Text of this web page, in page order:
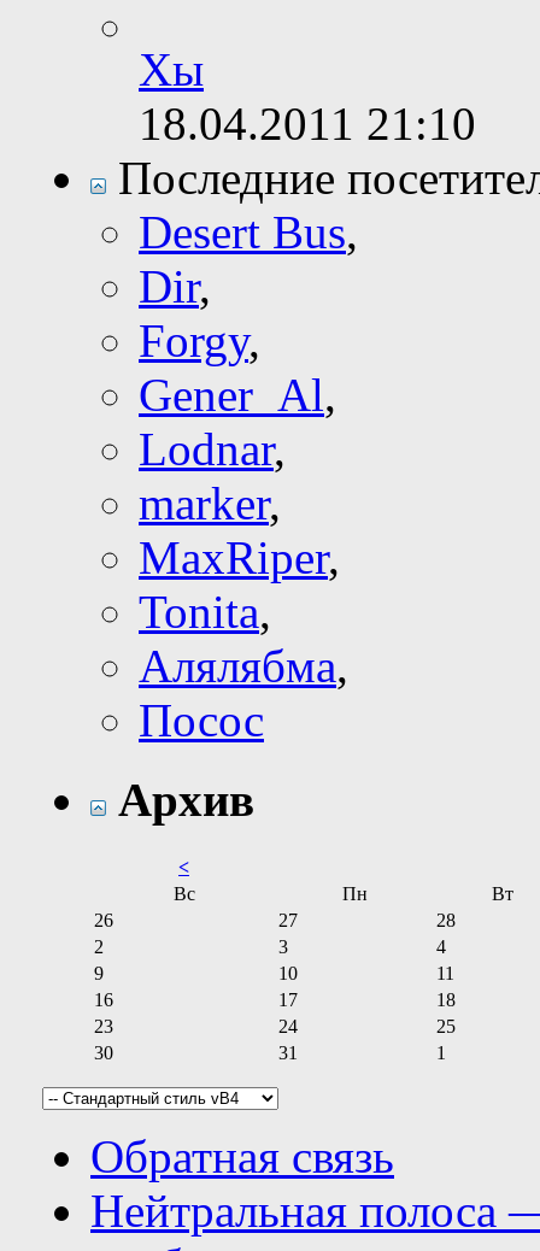
Хы
18.04.2011 21:10
Последние
Desert Bus,
Dir,
Forgy,
Gener_Al,
Lodnar,
marker,
MaxRiper,
Tonita,
Алялябма,
Посос
Архив
<
Вс
Пн
Вт
26
27
28
2
3
4
9
10
11
16
17
18
23
24
25
30
31 1
Обратная связь
Нейтральная полоса